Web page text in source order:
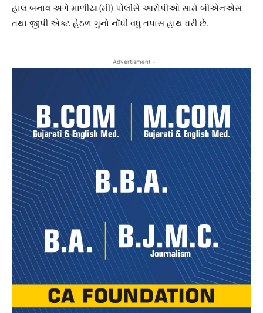
હાલ બનાવ અંગે માળીયા(મી) પોલીસે આરોપીઓ સામે બીએનએસ
તથા જીપી એક્ટ હેઠળ ગુનો નોંધી વધુ તપાસ હાથ ધરી છે.
- Advertisment -